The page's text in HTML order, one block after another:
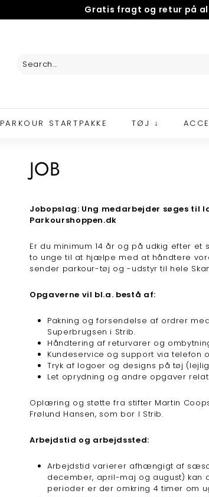
Gratis fragt og retur på
NEM OG GRATIS
5 STJERNER PÅ
PARKOUR STARTPAKKE TØJ ↓
JOB
Jobopslag: Ung medarbejder søges til
Parkourshoppen.dk
Er du minimum 14 år og på udkig efter
to unge til at hjælpe med at håndtere
sender parkour-tøj og -udstyr til hele
Opgaverne vil bl.a. bestå af:
Pakning og forsendelse af ordrer
Superbrugsen i Strib.
Håndtering af returvarer og
Kundeservice og support via telefon
Tryk af logoer og designs på tøj
Let oprydning og andre opgaver
Oplæring og støtte fra stifter Martin
Frølund Hansen, som bor I Strib.
Arbejdstid og arbejdssted:
Arbejdstid varierer afhængigt af
december, april-maj og august) kan
perioder er der omkring 4 timer om